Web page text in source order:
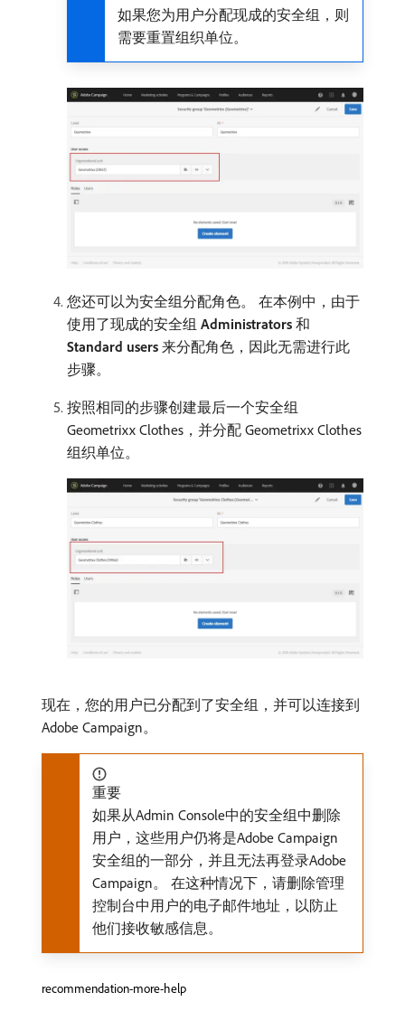
如果您为用户分配现成的安全组，则
需要重置组织单位。
您还可以为安全组分配角色。 在本例中，由于
使用了现成的安全组 Administrators 和
Standard users 来分配角色，因此无需进行此
步骤。
按照相同的步骤创建最后一个安全组
Geometrixx Clothes，并分配 Geometrixx Clothes
组织单位。
现在，您的用户已分配到了安全组，并可以连接到
Adobe Campaign。
重要
如果从Admin Console中的安全组中删除
用户，这些用户仍将是Adobe Campaign
安全组的一部分，并且无法再登录Adobe
Campaign。 在这种情况下，请删除管理
控制台中用户的电子邮件地址，以防止
他们接收敏感信息。
recommendation-more-help